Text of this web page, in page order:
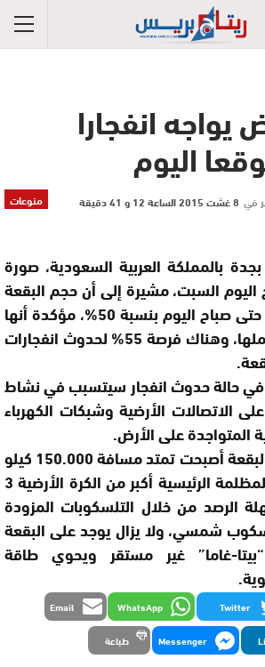
انفجارا
اليوم
منوعات في 8 غشت 2015 الساعة 12 و 41 دقيقة
بالمملكة العربية السعودية، صورة
السبت، مشيرة إلى أن حجم البقعة
زاد من أمس الجمعة حتى صباح اليوم بنسبة 50%، مؤكدة أنها
تواجه الأرض الآن بأكملها، وهناك فرصة 55% لحدوث انفجارات
في حالة حدوث انفجار سيتسبب في نشاط
الاتصالات الأرضية وشبكات الكهرباء
المتواجدة على الأرض.
وأضافت الوكالة، أن البقعة أصبحت تمتد مسافة 150.000 كيلو
متر وأصبحت النواة المظلمة الرئيسية أكبر من الكرة الأرضية 3
الرصد من خلال التلسكوبات المزودة
شمسي، ولا يزال يوجد على البقعة
غاما” غير مستقر ويحوي طاقة
Twitter
WhatsApp
Email
Messenger طباعة